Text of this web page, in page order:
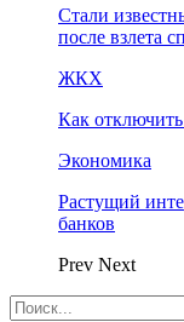
Стали
после взлета
ЖКХ
Как
Экономика
Растущий
банков
Prev Next